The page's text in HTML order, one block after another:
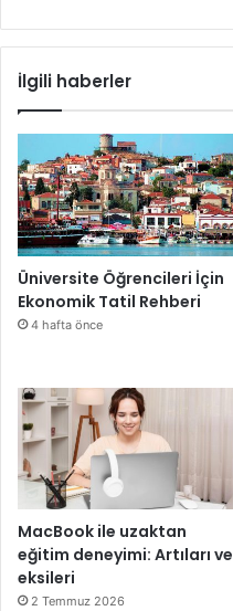
İlgili haberler
Üniversite Öğrencileri İçin
Ekonomik Tatil Rehberi
4 hafta önce
MacBook ile uzaktan
eğitim deneyimi: Artıları ve
eksileri
2 Temmuz 2026